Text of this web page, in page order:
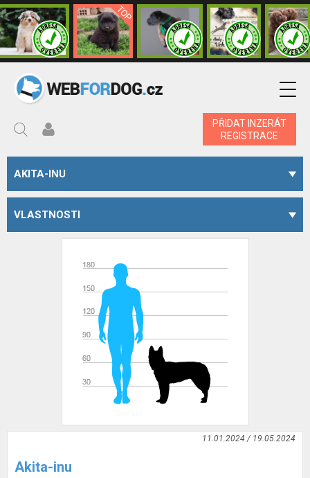
PŘIDAT INZERÁT
REGISTRACE
AKITA-INU
VLASTNOSTI
11.01.2024 / 19.05.2024
Akita-inu